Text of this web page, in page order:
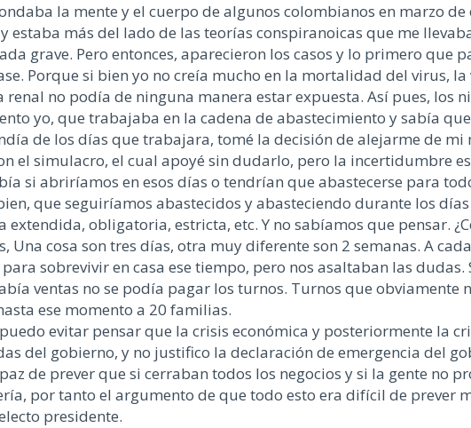
la mente y el cuerpo de algunos colombianos en marzo de
estaba más del lado de las teorías conspiranoicas que me
grave. Pero entonces, aparecieron los casos y lo primero que
Porque si bien yo no creía mucho en la mortalidad del virus,
renal no podía de ninguna manera estar expuesta. Así pues, los
yo, que trabajaba en la cadena de abastecimiento y sabía
de los días que trabajara, tomé la decisión de alejarme de mi
el simulacro, el cual apoyé sin dudarlo, pero la incertidumbre
si abriríamos en esos días o tendrían que abastecerse para
que seguiríamos abastecidos y abasteciendo durante los
extendida, obligatoria, estricta, etc. Y no sabíamos que pensar.
Una cosa son tres días, otra muy diferente son 2 semanas. A
sobrevivir en casa ese tiempo, pero nos asaltaban las dudas.
ventas no se podía pagar los turnos. Turnos que obviamente
ese momento a 20 familias.
evitar pensar que la crisis económica y posteriormente la
del gobierno, y no justifico la declaración de emergencia del
de prever que si cerraban todos los negocios y si la gente no
por tanto el argumento de que todo esto era difícil de prever
presidente.